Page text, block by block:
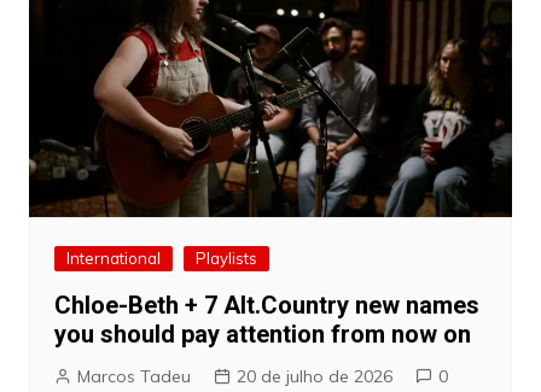
International Playlists
Chloe-Beth + 7 Alt.Country new names
you should pay attention from now on
Marcos Tadeu 20 de julho de 2026 0